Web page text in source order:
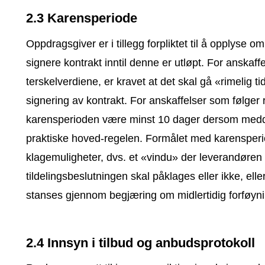
2.3 Karensperiode
Oppdragsgiver er i tillegg forpliktet til å opplyse
signere kontrakt inntil denne er utløpt. For
terskelverdiene, er kravet at det skal gå «rimelig
signering av kontrakt. For anskaffelser som
karensperioden være minst 10 dager dersom
praktiske hoved-regelen. Formålet med
klagemuligheter, dvs. et «vindu» der
tildelingsbeslutningen skal påklages eller ikke,
stanses gjennom begjæring om midlertidig
2.4 Innsyn i tilbud og anbudsprotokoll